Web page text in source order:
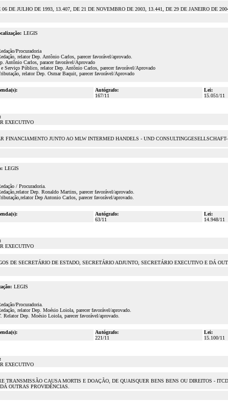
DE JULHO DE 1993, 13.407, DE 21 DE NOVEMBRO DE 2003, 13.441, DE 29 DE JANEIRO DE
LEGIS
Procuradoria
relator Dep. Antônio Carlos, parecer favorável/aprovado.
Antônio Carlos, paracer favorável/Aprovado
Serviço Público, relator Dep. Antônio Carlos, parecer favorável/Aprovado
relator Dep. Osmar Baquit, parecer favorável/Aprovado
Autógrafo:
167/11
Lei:
15.051/11
EXECUTIVO
FINANCIAMENTO JUNTO AO MLW INTERMED HANDELS - UND
LEGIS
/ Procuradoria.
Dep. Ronaldo Martins, parecer favorável/aprovado.
Dep Antonio Carlos, parecer favorável/aprovado.
Autógrafo:
63/11
Lei:
14.948/11
EXECUTIVO
DE SECRETÁRIO DE ESTADO, SECRETÁRIO ADJUNTO, SECRETÁRIO EXECUTIVO E DÁ
LEGIS
Procuradoria.
relator Dep. Moésio Loiola, parecer favorável/aprovado.
Dep. Moésio Loiola, parecer favorável/aprovado.
Autógrafo:
221/11
Lei:
15.100/11
EXECUTIVO
TRANSMISSÃO CAUSA MORTIS E DOAÇÃO, DE QUAISQUER BENS BENS OU DIREITOS -
OUTRAS PROVIDÊNCIAS.